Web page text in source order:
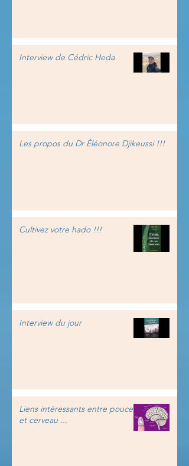
Interview de Cédric Heda
Les propos du Dr Éléonore Djikeussi !!!
Cultivez votre hado !!!
Interview du jour
Liens intéressants entre pouce
et cerveau ...